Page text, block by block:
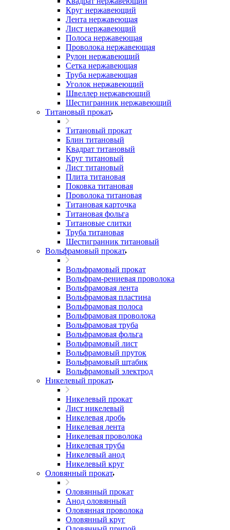
Круг нержавеющий
Лента нержавеющая
Лист нержавеющий
Полоса нержавеющая
Проволока нержавеющая
Рулон нержавеющий
Сетка нержавеющая
Труба нержавеющая
Уголок нержавеющий
Швеллер нержавеющий
Шестигранник нержавеющий
Титановый прокат
Титановый прокат
Блин титановый
Квадрат титановый
Круг титановый
Лист титановый
Плита титановая
Поковка титановая
Проволока титановая
Титановая карточка
Титановая фольга
Титановые слитки
Труба титановая
Шестигранник титановый
Вольфрамовый прокат
Вольфрамовый прокат
Вольфрам-рениевая проволока
Вольфрамовая лента
Вольфрамовая пластина
Вольфрамовая полоса
Вольфрамовая проволока
Вольфрамовая труба
Вольфрамовая фольга
Вольфрамовый лист
Вольфрамовый пруток
Вольфрамовый штабик
Вольфрамовый электрод
Никелевый прокат
Никелевый прокат
Лист никелевый
Никелевая дробь
Никелевая лента
Никелевая проволока
Никелевая труба
Никелевый анод
Никелевый круг
Оловянный прокат
Оловянный прокат
Анод оловянный
Оловянная проволока
Оловянный круг